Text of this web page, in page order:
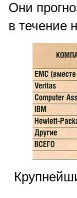
Они
в течение